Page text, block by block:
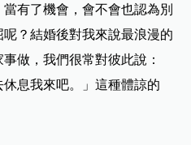
有了機會，會不會也認為別
？結婚後對我來說最浪漫的
做，我們很常對彼此說：
休息我來吧。」這種體諒的